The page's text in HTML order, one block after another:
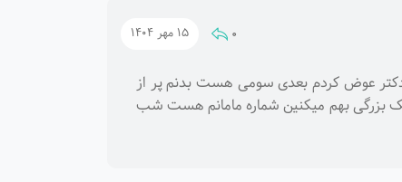
0 15 مهر 1404
عوض کردم بعدی سومی هست بدنم پر از
بزرگی بهم میکنین شماره مامانم هست شب